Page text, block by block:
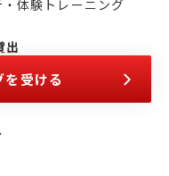
体験トレーニング
出
受ける